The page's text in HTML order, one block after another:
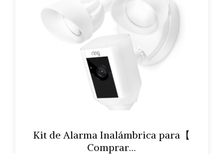
Kit de Alarma Inalámbrica para【
Comprar…